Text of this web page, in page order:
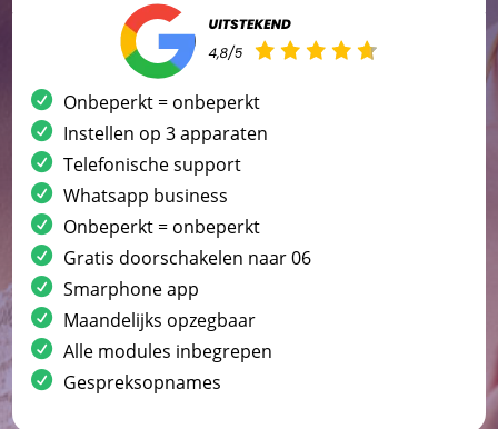
Onbeperkt = onbeperkt
Instellen op 3 apparaten
Telefonische support
Whatsapp business
Onbeperkt = onbeperkt
Gratis doorschakelen naar 06
Smarphone app
Maandelijks opzegbaar
Alle modules inbegrepen
Gespreksopnames